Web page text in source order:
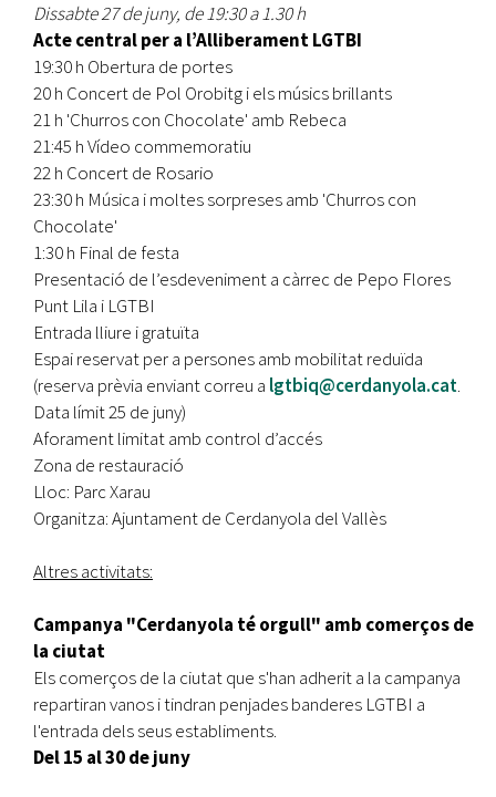
Dissabte 27 de juny, de 19:30 a 1.30 h
Acte central per a l’Alliberament LGTBI
19:30 h Obertura de portes
20 h Concert de Pol Orobitg i els músics brillants
21 h 'Churros con Chocolate' amb Rebeca
21:45 h Vídeo commemoratiu
22 h Concert de Rosario
23:30 h Música i moltes sorpreses amb 'Churros con
Chocolate'
1:30 h Final de festa
Presentació de l’esdeveniment a càrrec de Pepo Flores
Punt Lila i LGTBI
Entrada lliure i gratuïta
Espai reservat per a persones amb mobilitat reduïda
(reserva prèvia enviant correu a lgtbiq@cerdanyola.cat.
Data límit 25 de juny)
Aforament limitat amb control d’accés
Zona de restauració
Lloc: Parc Xarau
Organitza: Ajuntament de Cerdanyola del Vallès
Altres activitats:
Campanya "Cerdanyola té orgull" amb comerços de
la ciutat
Els comerços de la ciutat que s'han adherit a la campanya
repartiran vanos i tindran penjades banderes LGTBI a
l'entrada dels seus establiments.
Del 15 al 30 de juny